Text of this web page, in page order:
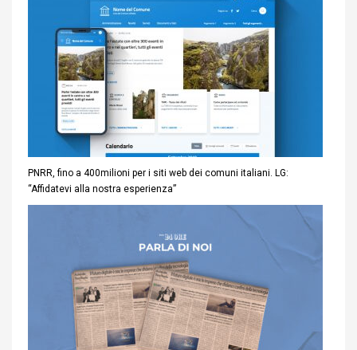
PNRR, fino a 400milioni per i siti web dei comuni italiani. LG:
“Affidatevi alla nostra esperienza”